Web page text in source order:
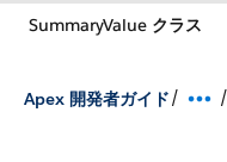
SummaryValue クラス
Apex 開発者ガイド/ /